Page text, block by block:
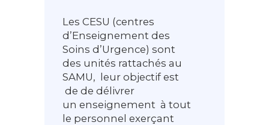
Les CESU (centres
d’Enseignement des
Soins d’Urgence) sont
des unités rattachés au
SAMU, leur objectif est
de de délivrer
un enseignement à tout
le personnel exerçant